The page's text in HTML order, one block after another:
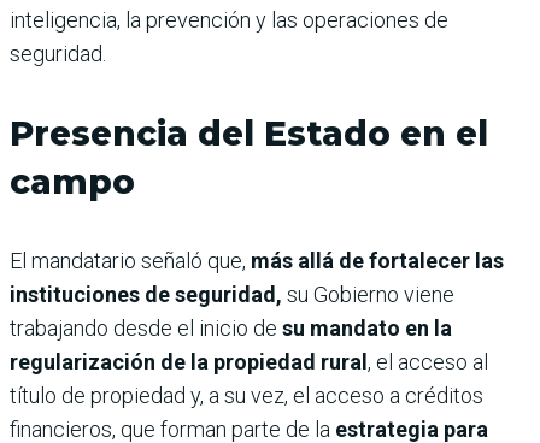
inteligencia, la prevención y las operaciones de
seguridad.
Presencia del Estado en el
campo
El mandatario señaló que, más allá de fortalecer las
instituciones de seguridad, su Gobierno viene
trabajando desde el inicio de su mandato en la
regularización de la propiedad rural, el acceso al
título de propiedad y, a su vez, el acceso a créditos
financieros, que forman parte de la estrategia para